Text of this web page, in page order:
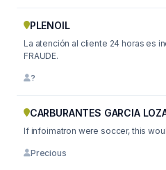
PLENOIL
La atención al cliente 24 horas es
FRAUDE.
?
CARBURANTES GARCIA
If infoimatron were soccer, this
Precious